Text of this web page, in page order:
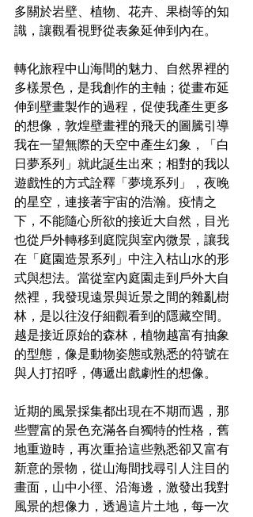
多關於岩壁、植物、花卉、果樹等的知
識，讓觀看視野從表象延伸到內在。
轉化旅程中山海間的魅力、自然界裡的
多樣景色，是我創作的主軸；從畫布延
伸到壁畫製作的過程，促使我產生更多
的想像，敦煌壁畫裡的飛天的圖騰引導
我在一望無際的天空中產生幻象，「白
日夢系列」就此誕生出來；相對的我以
遊戲性的方式詮釋「夢境系列」，夜晚
的星空，連接著宇宙的浩瀚。疫情之
下，不能隨心所欲的接近大自然，目光
也從戶外轉移到庭院與室內微景，讓我
在「庭園造景系列」中注入枯山水的形
式與想法。當從室內庭園走到戶外大自
然裡，我發現遠景與近景之間的雜亂樹
林，是以往沒仔細觀看到的隱藏空間。
越是接近原始的森林，植物越富有抽象
的型態，像是動物姿態或熟悉的符號在
與人打招呼，傳遞出戲劇性的想像。
近期的風景採集都出現在不期而遇，那
些豐富的景色充滿各自獨特的性格，舊
地重遊時，再次重拾這些熟悉卻又富有
新意的景物，從山海間找尋引人注目的
畫面，山中小徑、沿海邊，激發出我對
風景的想像力，透過這片土地，每一次